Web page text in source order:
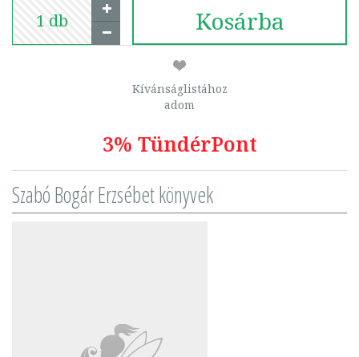
Kosárba
Kívánságlistához
adom
3% TündérPont
Szabó Bogár Erzsébet könyvek